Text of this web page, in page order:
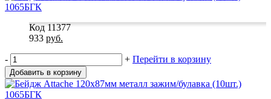
Код 11377
933 руб.
- + Перейти в корзину
Добавить в корзину